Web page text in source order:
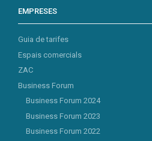
EMPRESES
Guia de tarifes
Espais comercials
ZAC
Business Forum
Business Forum 2024
Business Forum 2023
Business Forum 2022